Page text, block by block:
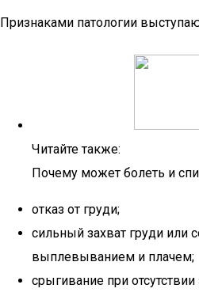
Признаками патологии
Читайте также:
Почему может болеть и
отказ от груди;
сильный захват груди или
выплевыванием и плачем;
срыгивание при